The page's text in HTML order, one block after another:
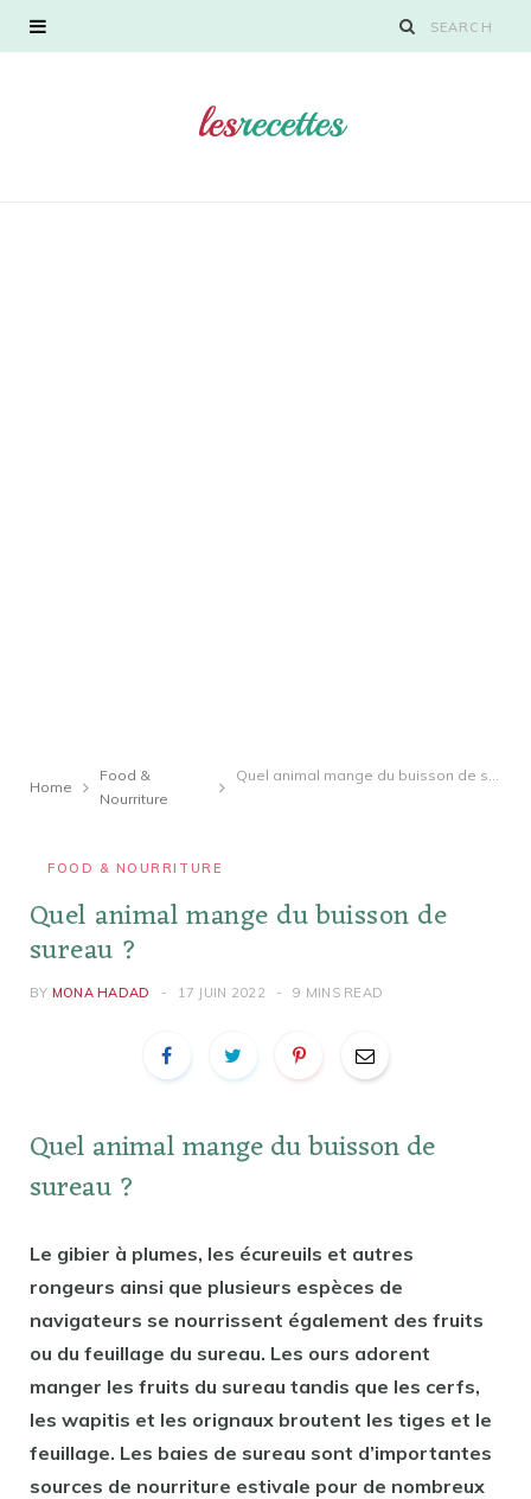
Home
Food &
Nourriture
Quel animal mange du buisson de sureau ?
FOOD & NOURRITURE
Quel animal mange du buisson de
sureau ?
BY MONA HADAD 17 JUIN 2022 9 MINS READ
Quel animal mange du buisson de
sureau ?
Le gibier à plumes, les écureuils et autres
rongeurs ainsi que plusieurs espèces de
navigateurs se nourrissent également des fruits
ou du feuillage du sureau. Les ours adorent
manger les fruits du sureau tandis que les cerfs,
les wapitis et les orignaux broutent les tiges et le
feuillage. Les baies de sureau sont d’importantes
sources de nourriture estivale pour de nombreux